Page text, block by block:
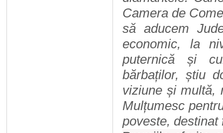
Camera de
să aducem
economic, la
puternică și
bărbaților, știu
viziune și multă,
Mulțumesc
poveste,